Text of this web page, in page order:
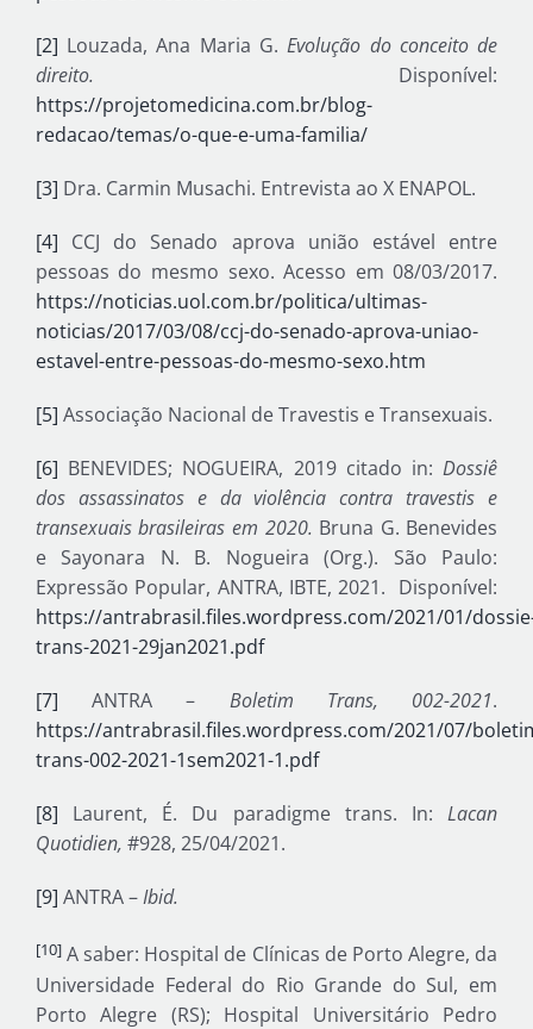
[2] Louzada, Ana Maria G.Evolução do conceito de
direito. Disponível:
https://projetomedicina.com.br/blog-
redacao/temas/o-que-e-uma-familia/
[3] Dra. Carmin Musachi. Entrevista ao X ENAPOL.
[4] CCJ do Senado aprova união estável entre
pessoas do mesmo sexo. Acesso em 08/03/2017.
https://noticias.uol.com.br/politica/ultimas-
noticias/2017/03/08/ccj-do-senado-aprova-uniao-
estavel-entre-pessoas-do-mesmo-sexo.htm
[5] Associação Nacional de Travestis e Transexuais.
[6] BENEVIDES; NOGUEIRA, 2019 citado in:Dossiê
dos assassinatos e da violência contra travestis e
transexuais brasileiras em 2020. Bruna G. Benevides
e Sayonara N. B. Nogueira (Org.). São Paulo:
Expressão Popular, ANTRA, IBTE, 2021. Disponível:
https://antrabrasil.files.wordpress.com/2021/01/
trans-2021-29jan2021.pdf
[7] ANTRA – Boletim Trans, 002-2021.
https://antrabrasil.files.wordpress.com/2021/07/
trans-002-2021-1sem2021-1.pdf
[8] Laurent, É. Du paradigme trans. In:Lacan
Quotidien, #928, 25/04/2021.
[9] ANTRA –Ibid.
[10]A saber: Hospital de Clínicas de Porto Alegre, da
Universidade Federal do Rio Grande do Sul, em
Porto Alegre (RS); Hospital Universitário Pedro